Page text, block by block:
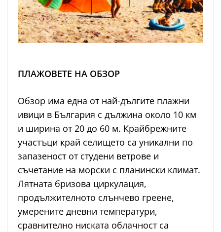
ПЛАЖОВЕТЕ НА ОБЗОР
Обзор има една от най-дългите плажни
ивици в България с дължина около 10 км
и ширина от 20 до 60 м. Крайбрежните
участъци край селището са уникални по
запазеност от студени ветрове и
съчетание на морски с планински климат.
Лятната бризова циркулация,
продължителното слънчево греене,
умерените дневни температури,
сравнително ниската облачност са